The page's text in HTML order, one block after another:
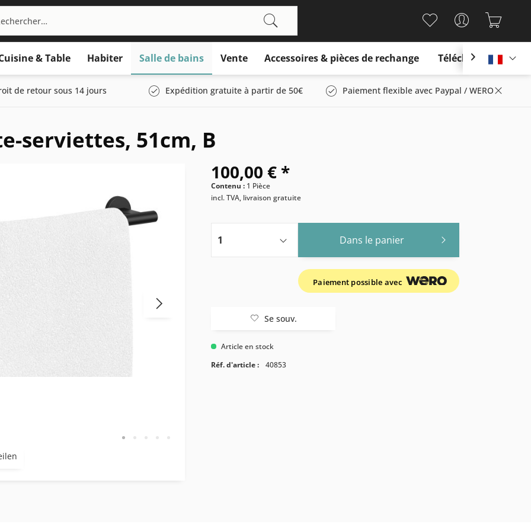
& Table Habiter Salle de bains Vente Accessoires & pièces de rechange Télécharger

de retour sous 14 jours Expédition gratuite à partir de 50€ Paiement flexible avec Paypal / WERO
serviettes, 51cm, B
100,00 € *
Contenu : 1 Pièce
incl. TVA, livraison gratuite
Dans le panier
Paiement possible avec
Se souv.
Article en stock
Réf. d'article :
40853